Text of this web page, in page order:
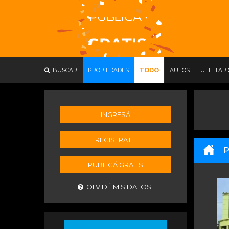
BUSCAR PROPIEDADES TODO AUTOS
INGRESÁ
REGISTRATE
PUBLICÁ GRATIS
OLVIDÉ MIS DATOS.